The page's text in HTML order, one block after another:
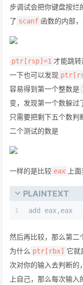
步调试会把你键盘按烂
了 scanf 函数的内部
ptr[rsp]=1 才能跳
一下也可以发现
容易得到第一个整数是
变，发现第一个数躲过
只需要把剩下五个数判
二个测试的数是
一样的是比较 eax 上
PLAINTEXT
1 add eax,eax
然后再比较，那么第二
为什么 ptr[rbx] 它就
次对你的输入去判断的
上自己，那么每次输